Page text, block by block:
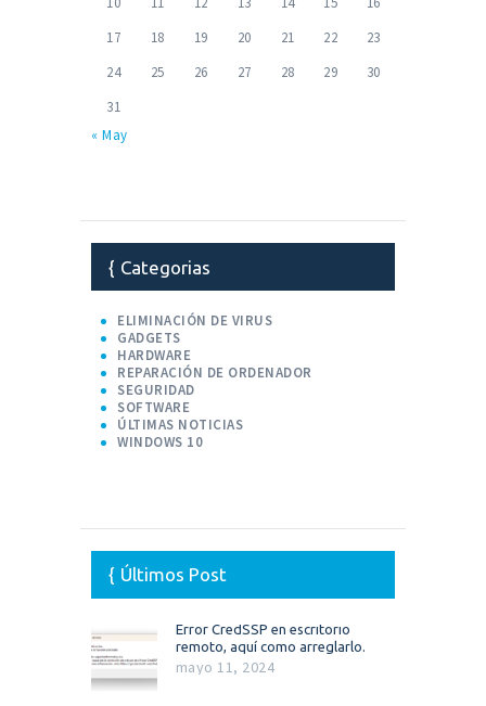
17
18 19 20 21 22
23
24
25 26 27 28 29
30
31
« May
Categorias
ELIMINACIÓN DE VIRUS
GADGETS
HARDWARE
REPARACIÓN DE ORDENADOR
SEGURIDAD
SOFTWARE
ÚLTIMAS NOTICIAS
WINDOWS 10
Últimos Post
Error CredSSP en escritorio
remoto, aquí como arreglarlo.
mayo 11, 2024